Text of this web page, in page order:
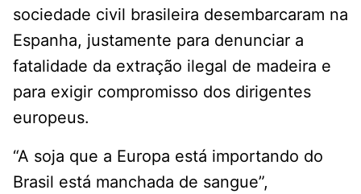
sociedade civil brasileira desembarcaram na
Espanha, justamente para denunciar a
fatalidade da extração ilegal de madeira e
para exigir compromisso dos dirigentes
europeus.
“A soja que a Europa está importando do
Brasil está manchada de sangue”,